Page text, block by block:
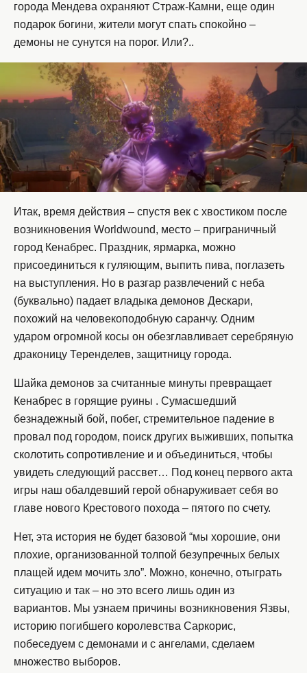
города Мендева охраняют Страж-Камни, еще один
подарок богини, жители могут спать спокойно –
демоны не сунутся на порог. Или?..
Итак, время действия – спустя век с хвостиком после
возникновения Worldwound, место – приграничный
город Кенабрес. Праздник, ярмарка, можно
присоединиться к гуляющим, выпить пива, поглазеть
на выступления. Но в разгар развлечений с неба
(буквально) падает владыка демонов Дескари,
похожий на человекоподобную саранчу. Одним
ударом огромной косы он обезглавливает серебряную
драконицу Теренделев, защитницу города.
Шайка демонов за считанные минуты превращает
Кенабрес в горящие руины . Сумасшедший
безнадежный бой, побег, стремительное падение в
провал под городом, поиск других выживших, попытка
сколотить сопротивление и и объединиться, чтобы
увидеть следующий рассвет… Под конец первого акта
игры наш обалдевший герой обнаруживает себя во
главе нового Крестового похода – пятого по счету.
Нет, эта история не будет базовой “мы хорошие, они
плохие, организованной толпой безупречных белых
плащей идем мочить зло”. Можно, конечно, отыграть
ситуацию и так – но это всего лишь один из
вариантов. Мы узнаем причины возникновения Язвы,
историю погибшего королевства Саркорис,
побеседуем с демонами и с ангелами, сделаем
множество выборов.